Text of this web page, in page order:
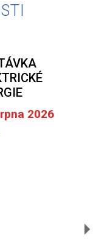
2026